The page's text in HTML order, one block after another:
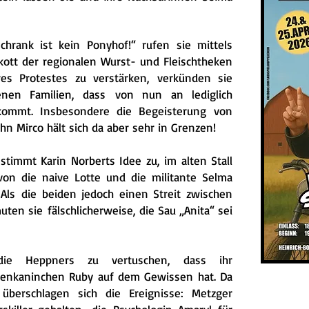
ist kein Ponyhof!“ rufen sie mittels
der regionalen Wurst- und Fleischtheken
Protestes zu verstärken, verkünden sie
Familien, dass von nun an lediglich
Insbesondere die Begeisterung von
Mirco hält sich da aber sehr in Grenzen!
Karin Norberts Idee zu, im alten Stall
die naive Lotte und die militante Selma
die beiden jedoch einen Streit zwischen
sie fälschlicherweise, die Sau „Anita“ sei
die Heppners zu vertuschen, dass ihr
Ruby auf dem Gewissen hat. Da
überschlagen sich die Ereignisse: Metzger